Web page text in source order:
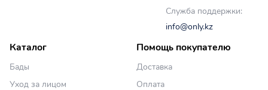
Служба поддержки:
info@only.kz
Каталог
Бады
Уход за лицом
Помощь покупателю
Доставка
Оплата